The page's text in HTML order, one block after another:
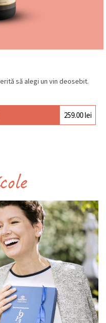
să alegi un vin deosebit.
259.00lei